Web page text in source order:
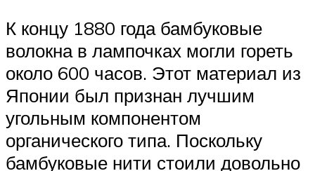
К концу 1880 года бамбуковые
волокна в лампочках могли гореть
около 600 часов. Этот материал из
Японии был признан лучшим
угольным компонентом
органического типа. Поскольку
бамбуковые нити стоили довольно